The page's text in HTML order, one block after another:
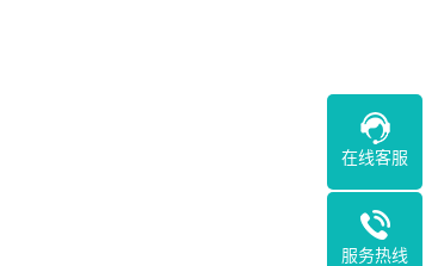
在线客服
服务热线